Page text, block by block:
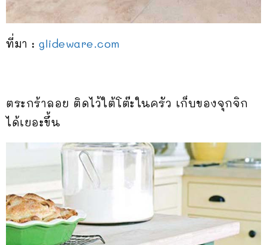
ที่มา : glideware.com
ตระกร้าลอย ติดไว้ใต้โต๊ะในครัว เก็บของจุกจิก
ได้เยอะขึ้น